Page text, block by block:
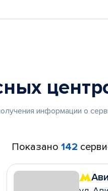
информации о
Показано 142